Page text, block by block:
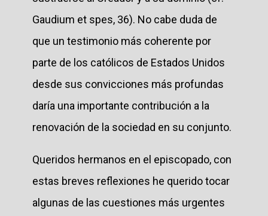
Gaudium et spes, 36). No cabe duda de
que un testimonio más coherente por
parte de los católicos de Estados Unidos
desde sus convicciones más profundas
daría una importante contribución a la
renovación de la sociedad en su conjunto.
Queridos hermanos en el episcopado, con
estas breves reflexiones he querido tocar
algunas de las cuestiones más urgentes